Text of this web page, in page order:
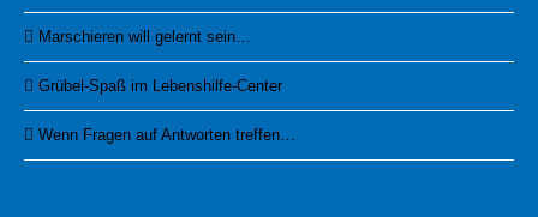
Marschieren will gelernt sein…
Grübel-Spaß im Lebenshilfe-Center
Wenn Fragen auf Antworten treffen…